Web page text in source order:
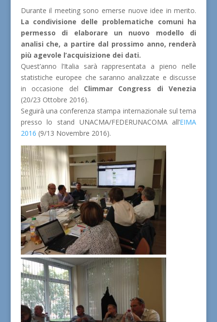
Durante il meeting sono emerse nuove idee in merito.
La condivisione delle problematiche comuni ha
permesso di elaborare un nuovo modello di
analisi che, a partire dal prossimo anno, renderà
più agevole l’acquisizione dei dati.
Quest’anno l’Italia sarà rappresentata a pieno nelle
statistiche europee che saranno analizzate e discusse
in occasione del Climmar Congress di Venezia
(20/23 Ottobre 2016).
Seguirà una conferenza stampa internazionale sul tema
presso lo stand UNACMA/FEDERUNACOMA all’EIMA
2016 (9/13 Novembre 2016).